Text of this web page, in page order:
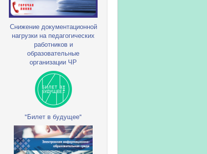
Снижение документационной
нагрузки на педагогических
работников и
образовательные
организации ЧР
"Билет в будущее"